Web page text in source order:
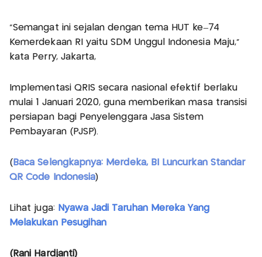
"Semangat ini sejalan dengan tema HUT ke–74
Kemerdekaan RI yaitu SDM Unggul Indonesia Maju,"
kata Perry, Jakarta,
Implementasi QRIS secara nasional efektif berlaku
mulai 1 Januari 2020, guna memberikan masa transisi
persiapan bagi Penyelenggara Jasa Sistem
Pembayaran (PJSP).
( Baca Selengkapnya: Merdeka, BI Luncurkan Standar
QR Code Indonesia)
Lihat juga: Nyawa Jadi Taruhan Mereka Yang
Melakukan Pesugihan
(Rani Hardjanti)